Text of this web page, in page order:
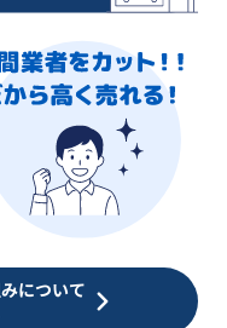
について